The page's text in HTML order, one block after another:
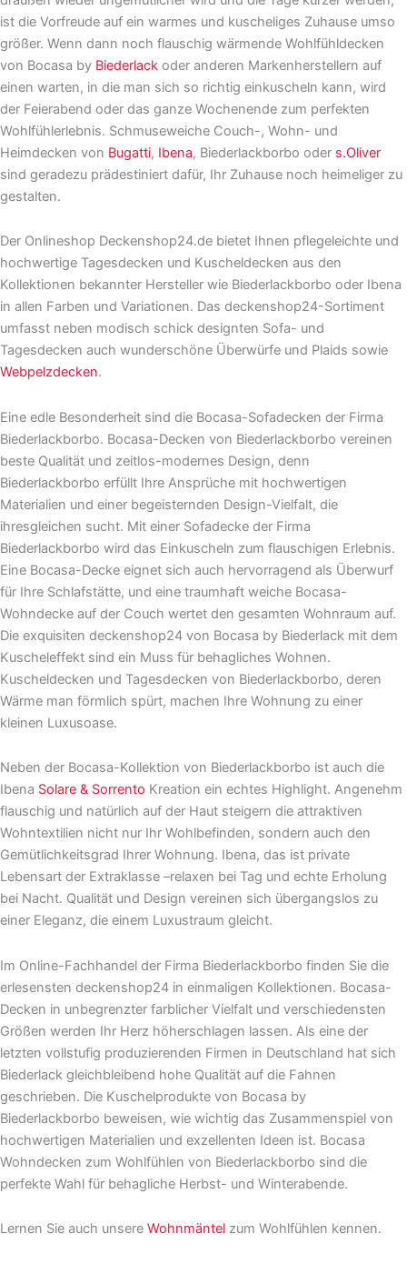
ist die Vorfreude auf ein warmes und kuscheliges Zuhause umso
größer. Wenn dann noch flauschig wärmende Wohlfühldecken
von Bocasa by Biederlack oder anderen Markenherstellern auf
einen warten, in die man sich so richtig einkuscheln kann, wird
der Feierabend oder das ganze Wochenende zum perfekten
Wohlfühlerlebnis. Schmuseweiche Couch-, Wohn- und
Heimdecken von Bugatti, Ibena, Biederlackborbo oder s.Oliver
sind geradezu prädestiniert dafür, Ihr Zuhause noch heimeliger zu
gestalten.
Der Onlineshop Deckenshop24.de bietet Ihnen pflegeleichte und
hochwertige Tagesdecken und Kuscheldecken aus den
Kollektionen bekannter Hersteller wie Biederlackborbo oder Ibena
in allen Farben und Variationen. Das deckenshop24-Sortiment
umfasst neben modisch schick designten Sofa- und
Tagesdecken auch wunderschöne Überwürfe und Plaids sowie
Webpelzdecken.
Eine edle Besonderheit sind die Bocasa-Sofadecken der Firma
Biederlackborbo. Bocasa-Decken von Biederlackborbo vereinen
beste Qualität und zeitlos-modernes Design, denn
Biederlackborbo erfüllt Ihre Ansprüche mit hochwertigen
Materialien und einer begeisternden Design-Vielfalt, die
ihresgleichen sucht. Mit einer Sofadecke der Firma
Biederlackborbo wird das Einkuscheln zum flauschigen Erlebnis.
Eine Bocasa-Decke eignet sich auch hervorragend als Überwurf
für Ihre Schlafstätte, und eine traumhaft weiche Bocasa-
Wohndecke auf der Couch wertet den gesamten Wohnraum auf.
Die exquisiten deckenshop24 von Bocasa by Biederlack mit dem
Kuscheleffekt sind ein Muss für behagliches Wohnen.
Kuscheldecken und Tagesdecken von Biederlackborbo, deren
Wärme man förmlich spürt, machen Ihre Wohnung zu einer
kleinen Luxusoase.
Neben der Bocasa-Kollektion von Biederlackborbo ist auch die
Ibena Solare & Sorrento Kreation ein echtes Highlight. Angenehm
flauschig und natürlich auf der Haut steigern die attraktiven
Wohntextilien nicht nur Ihr Wohlbefinden, sondern auch den
Gemütlichkeitsgrad Ihrer Wohnung. Ibena, das ist private
Lebensart der Extraklasse –relaxen bei Tag und echte Erholung
bei Nacht. Qualität und Design vereinen sich übergangslos zu
einer Eleganz, die einem Luxustraum gleicht.
Im Online-Fachhandel der Firma Biederlackborbo finden Sie die
erlesensten deckenshop24 in einmaligen Kollektionen. Bocasa-
Decken in unbegrenzter farblicher Vielfalt und verschiedensten
Größen werden Ihr Herz höherschlagen lassen. Als eine der
letzten vollstufig produzierenden Firmen in Deutschland hat sich
Biederlack gleichbleibend hohe Qualität auf die Fahnen
geschrieben. Die Kuschelprodukte von Bocasa by
Biederlackborbo beweisen, wie wichtig das Zusammenspiel von
hochwertigen Materialien und exzellenten Ideen ist. Bocasa
Wohndecken zum Wohlfühlen von Biederlackborbo sind die
perfekte Wahl für behagliche Herbst- und Winterabende.
Lernen Sie auch unsere Wohnmäntel zum Wohlfühlen kennen.